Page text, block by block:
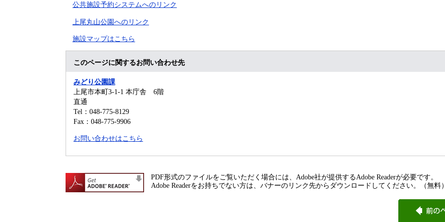
公共施設予約システムへのリンク
上尾丸山公園へのリンク
施設マップはこちら
このページに関するお問い合わせ先
みどり公園課
上尾市本町3-1-1 本庁舎 6階
直通
Tel：048-775-8129
Fax：048-775-9906
お問い合わせはこちら
PDF形式のファイルをご覧いただく場合には、Adobe社が提供するAdobe Readerが必要です。
Adobe Readerをお持ちでない方は、バナーのリンク先からダウンロードしてください。（無料